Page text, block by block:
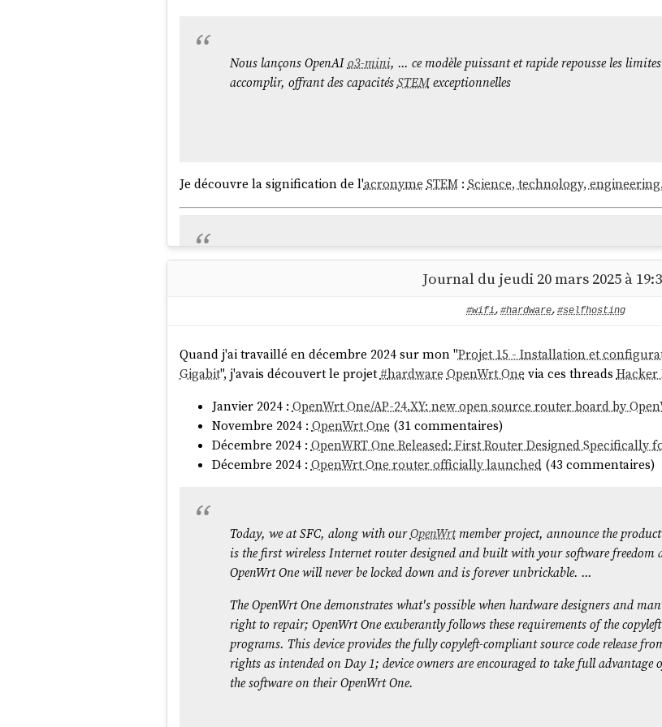
Par respect pour mes interlocuteurs, je ne demande jamais à un
Nous lançons OpenAIo3-mini, ... ce modèle puissant et rapide repousse les
accomplir, offrant des capacitésSTEMexceptionnelles
Je découvre la signification de l'acronyme STEM:Science, technology,
Une procédure standard lors de la divulgation d’un nouveau modèle (chez
", aka "à quel point notre modèle est dangereux ou inoffensif".
#JaiDécouvertle concept deSystem Card, concept qui semble avoir été introduit
new resource for understanding how AI systems work» (je n'ai pas lu l'article).
JaiDécouvert:
JaiDécouvertChatGPT Deep Research.
Je retiens :
Journal du jeudi 20 mars 2025 à
#wifi, #hardware, #selfhosting
Quand j'ai travaillé en décembre 2024 sur mon "Projet 15 - Installation et
Gigabit", j'avais découvert le projet#hardware OpenWrt One via ces threads Hacker
Janvier 2024 : OpenWrt One/AP-24.XY: new open source router board by
Novembre 2024 : OpenWrt One (31 commentaires)
Décembre 2024 : OpenWRT One Released: First Router Designed Specifically
Décembre 2024 : OpenWrt One router officially launched(43 commentaires)
Today, we at SFC, along with ourOpenWrtmember project, announce the
is the first wireless Internet router designed and built with your software
OpenWrt One will never be locked down and is forever unbrickable. ...
The OpenWrt One demonstrates what's possible when hardware designers and
right to repair; OpenWrt One exuberantly follows these requirements of the
programs. This device provides the fully copyleft-compliant source code release
rights as intended on Day 1; device owners are encouraged to take full
the software on their OpenWrt One.